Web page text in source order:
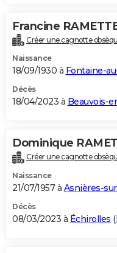
Francine
Créer une cagnotte
Naissance
18/09/1930 à Fontaine-
Décès
18/04/2023 à Beauvois-
Dominique
Créer une cagnotte
Naissance
21/07/1957 à Asnières-
Décès
08/03/2023 à Échirolles (